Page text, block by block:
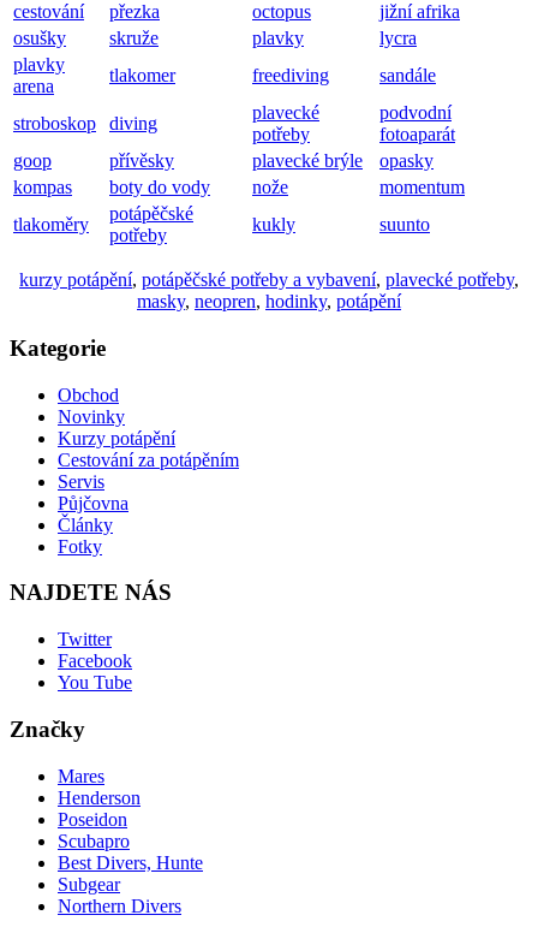
cestování
přezka octopus
jižní afrika
osušky
skruže plavky
lycra
plavky
arena
tlakomer freediving sandále
stroboskop diving
plavecké
potřeby
podvodní
fotoaparát
goop
přívěsky plavecké brýle
opasky
kompas
boty do vody nože
momentum
tlakoměry
potápěčské
potřeby
kukly suunto
kurzy potápění, potápěčské potřeby a vybavení, plavecké potřeby,
masky, neopren, hodinky, potápění
Kategorie
Obchod
Novinky
Kurzy potápění
Cestování za potápěním
Servis
Půjčovna
Články
Fotky
NAJDETE NÁS
Twitter
Facebook
You Tube
Značky
Mares
Henderson
Poseidon
Scubapro
Best Divers, Hunte
Subgear
Northern Divers